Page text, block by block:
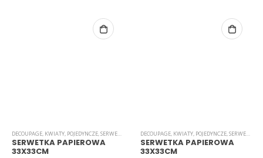
DECOUPAGE, KWIATY, POJEDYNCZE,SERWETKI
SERWETKA PAPIEROWA
33X33CM
DECOUPAGE, KWIATY, POJEDYNCZE,SERWETKI
SERWETKA PAPIEROWA
33X33CM